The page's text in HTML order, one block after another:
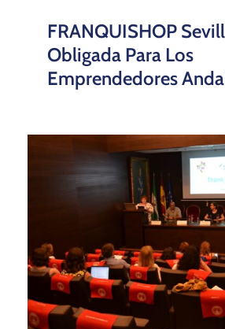
FRANQUISHOP
Obligada Para Los
Emprendedores